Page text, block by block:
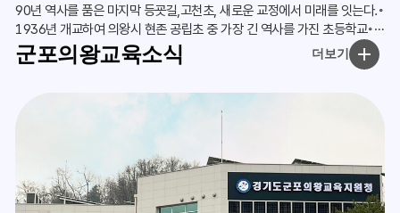
90년 역사를 품은 마지막 등굣길,고천초, 새로운 교정에서 미래를 잇는다.◦
1936년 개교하여 의왕시 현존 공립초 중 가장 긴 역사를 가진 초등학교◦
마지막 등
군포의왕교육소식 더보기